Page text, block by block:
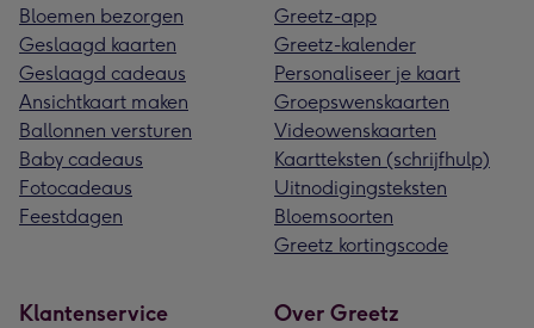
Bloemen bezorgen
Geslaagd kaarten
Geslaagd cadeaus
Ansichtkaart maken
Ballonnen versturen
Baby cadeaus
Fotocadeaus
Feestdagen
Greetz-app
Greetz-kalender
Personaliseer je kaart
Groepswenskaarten
Videowenskaarten
Kaartteksten (schrijfhulp)
Uitnodigingsteksten
Bloemsoorten
Greetz kortingscode
Klantenservice Over Greetz